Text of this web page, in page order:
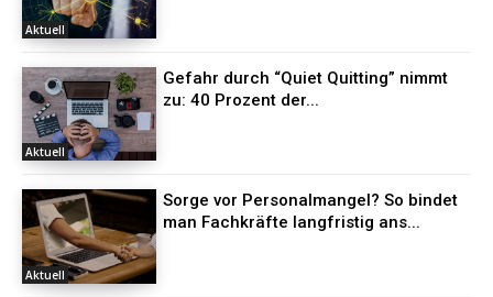
Aktuell
Aktuell
Gefahr durch “Quiet Quitting” nimmt
zu: 40 Prozent der...
Aktuell
Sorge vor Personalmangel? So bindet
man Fachkräfte langfristig ans...